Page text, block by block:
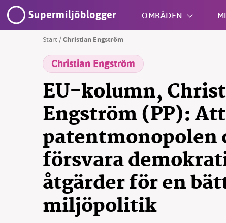
Supermiljöbloggen OMRÅDEN
Shift + S
Start /Christian Engström
Christian Engström
EU-kolumn,
Engström (PP):
patentmonopolen
försvara
åtgärder för en
miljöpolitik